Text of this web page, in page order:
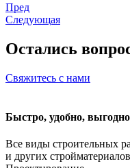
Пред
Следующая
Остались
Свяжитесь с нами
Быстро, удобно,
Все виды строительных
и других